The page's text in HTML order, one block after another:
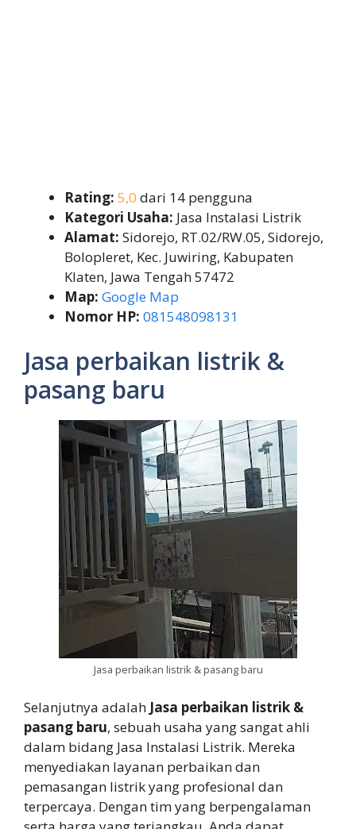
Rating: 5,0 dari 14 pengguna
Kategori Usaha: Jasa Instalasi Listrik
Alamat: Sidorejo, RT.02/RW.05, Sidorejo,
Bolopleret, Kec. Juwiring, Kabupaten
Klaten, Jawa Tengah 57472
Map: Google Map
Nomor HP: 081548098131
Jasa perbaikan listrik &
pasang baru
Jasa perbaikan listrik & pasang baru
Selanjutnya adalah Jasa perbaikan listrik &
pasang baru, sebuah usaha yang sangat ahli
dalam bidang Jasa Instalasi Listrik. Mereka
menyediakan layanan perbaikan dan
pemasangan listrik yang profesional dan
terpercaya. Dengan tim yang berpengalaman